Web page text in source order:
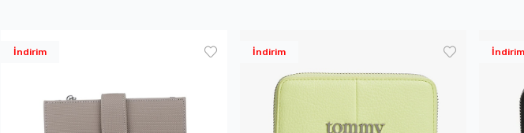
İndirim İndirim İndirim